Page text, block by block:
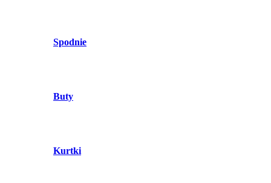
Spodnie
Buty
Kurtki